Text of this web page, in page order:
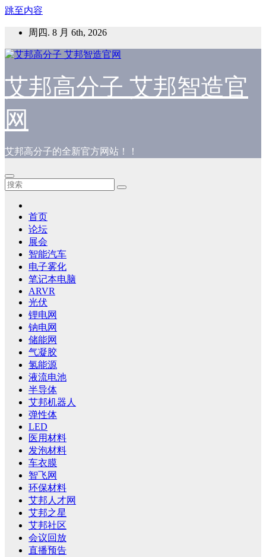
跳至内容
周四. 8 月 6th, 2026
艾邦高分子 艾邦智造官
网
艾邦高分子的全新官方网站！！
首页
论坛
展会
智能汽车
电子雾化
笔记本电脑
ARVR
光伏
锂电网
钠电网
储能网
气凝胶
氢能源
液流电池
半导体
艾邦机器人
弹性体
LED
医用材料
发泡材料
车衣膜
智飞网
环保材料
艾邦人才网
艾邦之星
艾邦社区
会议回放
直播预告